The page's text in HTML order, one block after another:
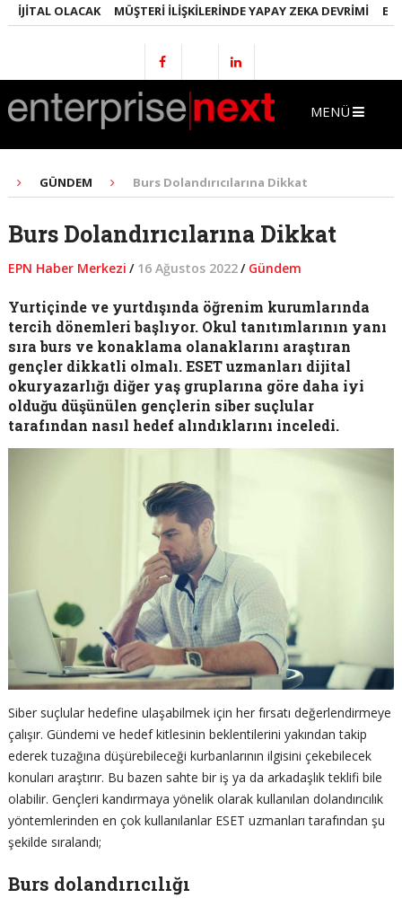
OLACAK MÜŞTERI İLIŞKILERINDE YAPAY ZEKA DEVRIMI
MENÜ
GÜNDEM Burs Dolandırıcılarına Dikkat
Burs Dolandırıcılarına Dikkat
EPN Haber Merkezi / 16 Ağustos 2022/ Gündem
Yurtiçinde ve yurtdışında öğrenim kurumlarında
tercih dönemleri başlıyor. Okul tanıtımlarının yanı
sıra burs ve konaklama olanaklarını araştıran
gençler dikkatli olmalı. ESET uzmanları dijital
okuryazarlığı diğer yaş gruplarına göre daha iyi
olduğu düşünülen gençlerin siber suçlular
tarafından nasıl hedef alındıklarını inceledi.
Siber suçlular hedefine ulaşabilmek için her fırsatı değerlendirmeye
çalışır. Gündemi ve hedef kitlesinin beklentilerini yakından takip
ederek tuzağına düşürebileceği kurbanlarının ilgisini çekebilecek
konuları araştırır. Bu bazen sahte bir iş ya da arkadaşlık teklifi bile
olabilir. Gençleri kandırmaya yönelik olarak kullanılan dolandırıcılık
yöntemlerinden en çok kullanılanlar ESET uzmanları tarafından şu
şekilde sıralandı;
Burs dolandırıcılığı